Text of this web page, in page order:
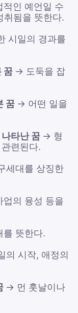
인 예언일 수
취됨을 뜻한다.
시일의 경과를
꿈 → 도둑을 잡
꿈 → 어떤 일을
타난 꿈 → 형
련된다.
세대를 상징한
의 융성 등을
뜻한다.
의 시작, 애정의
→ 먼 훗날이나